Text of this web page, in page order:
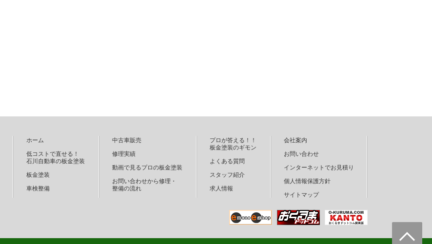
ホーム
低コストで直せる！
石川自動車の板金塗装
板金塗装
車検整備
中古車販売
修理実績
動画で見るプロの板金塗装
お問い合わせから修理・
整備の流れ
プロが答える！！
板金塗装のギモン
よくある質問
スタッフ紹介
求人情報
会社案内
お問い合わせ
インターネットでお見積り
個人情報保護方針
サイトマップ